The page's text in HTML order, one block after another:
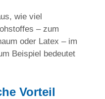
wie viel
– zum
oder Latex – im
Beispiel bedeutet
Vorteil